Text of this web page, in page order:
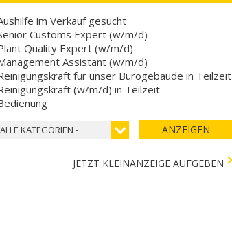
im Verkauf gesucht
Customs Expert (w/m/d)
Quality Expert (w/m/d)
Assistant (w/m/d)
für unser Bürogebäude in Teilzeit
(w/m/d) in Teilzeit
KATEGORIEN - ANZEIGEN
JETZT KLEINANZEIGE AUFGEBEN